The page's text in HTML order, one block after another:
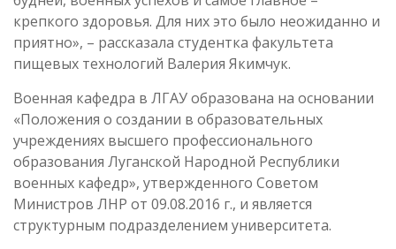
крепкого здоровья. Для них это было неожиданно и
приятно», – рассказала студентка факультета
пищевых технологий Валерия Якимчук.
Военная кафедра в ЛГАУ образована на основании
«Положения о создании в образовательных
учреждениях высшего профессионального
образования Луганской Народной Республики
военных кафедр», утвержденного Советом
Министров ЛНР от 09.08.2016 г., и является
структурным подразделением университета.